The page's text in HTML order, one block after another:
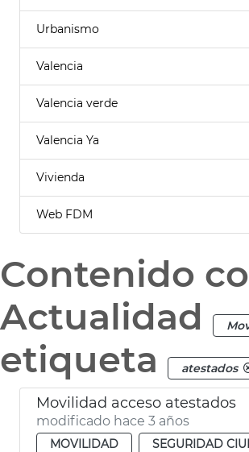
Urbanismo
Valencia
Valencia verde
Valencia Ya
Vivienda
Web FDM
Contenido
Actualidad
etiqueta
atestados
Movilidad acceso atestados
modificado hace 3 años
MOVILIDAD
SEGURIDAD